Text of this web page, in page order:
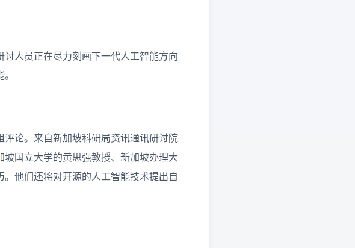
人员正在尽力刻画下一代人工智能方向
论。来自新加坡科研局资讯通讯研讨院
国立大学的黄思强教授、新加坡办理大
他们还将对开源的人工智能技术提出自